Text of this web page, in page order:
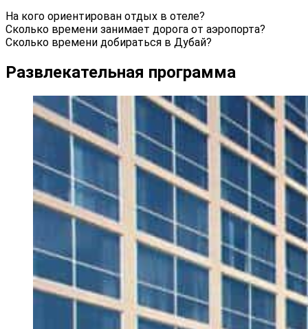
На кого ориентирован отдых в отеле?
Сколько времени занимает дорога от аэропорта?
Сколько времени добираться в Дубай?
Развлекательная программа